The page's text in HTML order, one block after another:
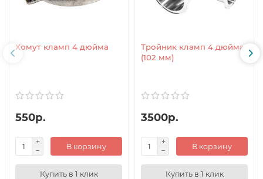
Хомут кламп 4 дюйма
550р.
В корзину
Купить в 1 клик
Тройник кламп 4 дюйма
(102 мм)
3500р.
В корзину
Купить в 1 клик